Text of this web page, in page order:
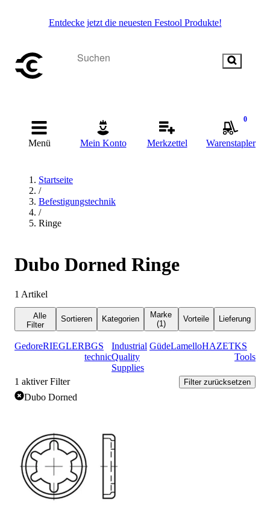
Entdecke jetzt die neuesten Festool Produkte!
Menü Mein Konto Merkzettel
0
Warenstapler
Startseite
/
Befestigungstechnik
/
Ringe
Dubo Dorned Ringe
1 Artikel
Alle
Filter
Sortieren Kategorien
Marke
(1)
Vorteile Lieferung
GedoreRIEGLERBGS
technic
Industrial
Quality
Supplies
GüdeLamelloHAZETKS
Tools
1 aktiver Filter Filter zurücksetzen
Dubo Dorned